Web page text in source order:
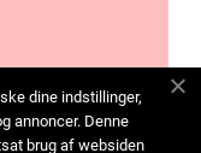
dine indstillinger,
annoncer. Denne
brug af websiden